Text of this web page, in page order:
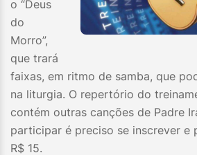
o “Deus
do
Morro”,
que trará
faixas, em ritmo de samba, que
na liturgia. O repertório do
contém outras canções de Padre
participar é preciso se inscrever e
R$ 15.